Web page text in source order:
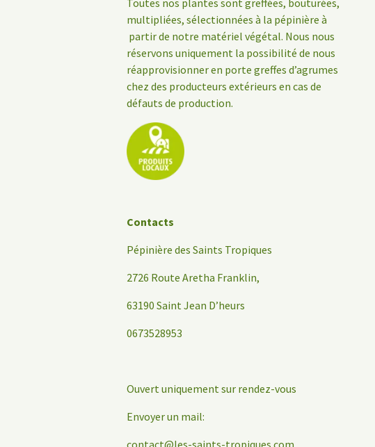
Toutes nos plantes sont greffées, bouturées,
multipliées, sélectionnées à la pépinière à
partir de notre matériel végétal. Nous nous
réservons uniquement la possibilité de nous
réapprovisionner en porte greffes d’agrumes
chez des producteurs extérieurs en cas de
défauts de production.
Contacts
Pépinière des Saints Tropiques
2726 Route Aretha Franklin,
63190 Saint Jean D’heurs
0673528953
Ouvert uniquement sur rendez-vous
Envoyer un mail: